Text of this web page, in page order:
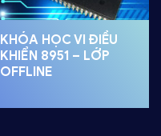
KHÓA HỌC VI ĐIỀU
KHIỂN 8951 – LỚP
OFFLINE